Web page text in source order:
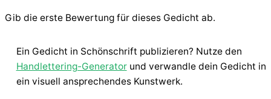
Gib die erste Bewertung für dieses Gedicht ab.
Ein Gedicht in Schönschrift publizieren? Nutze den
Handlettering-Generatorund verwandle dein Gedicht in
ein visuell ansprechendes Kunstwerk.